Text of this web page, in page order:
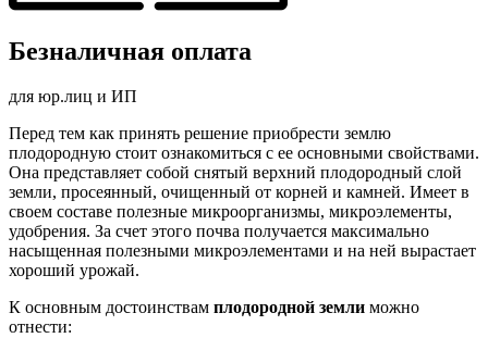
Безналичная оплата
для юр.лиц и ИП
Перед тем как принять решение приобрести землю
плодородную стоит ознакомиться с ее основными свойствами.
Она представляет собой снятый верхний плодородный слой
земли, просеянный, очищенный от корней и камней. Имеет в
своем составе полезные микроорганизмы, микроэлементы,
удобрения. За счет этого почва получается максимально
насыщенная полезными микроэлементами и на ней вырастает
хороший урожай.
К основным достоинствам плодородной земли можно
отнести: